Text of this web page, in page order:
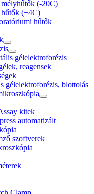
(-20C)
(+4C)
hűtők
gélelektroforézis
reagensek
gélelektroforézis, blottolás
kitek
automatizált
szoftverek
Clamp